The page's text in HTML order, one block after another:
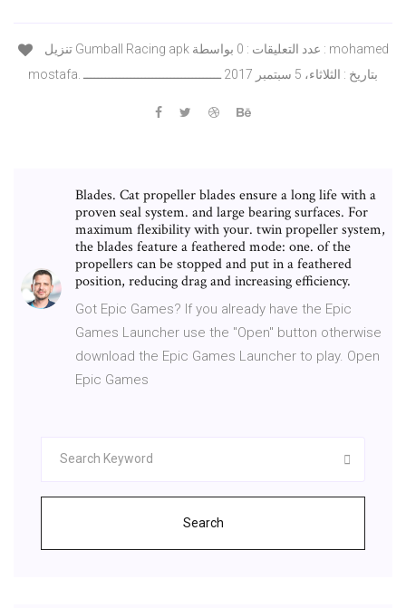
mostafa. بتاريخ : الثلاثاء، 5 سبتمبر 2017 ــــــــــــــــــــــــــــــــــــــ
Blades. Cat propeller blades ensure a long life with a
proven seal system. and large bearing surfaces. For
maximum flexibility with your. twin propeller system,
the blades feature a feathered mode: one. of the
propellers can be stopped and put in a feathered
position, reducing drag and increasing efficiency.
Got Epic Games? If you already have the Epic
Games Launcher use the "Open" button otherwise
download the Epic Games Launcher to play. Open
Epic Games
Search